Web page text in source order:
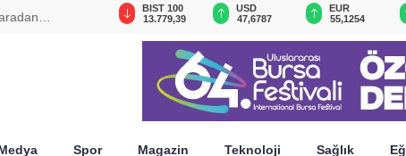
BIST 100
13.779,39
USD
47,6787
EUR
55,1254
Spor Magazin Teknoloji Sağlık